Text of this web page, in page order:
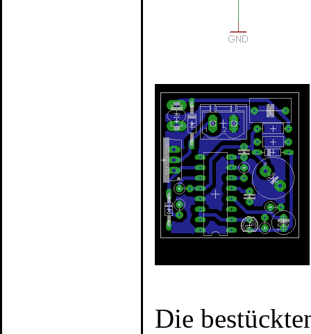
Die